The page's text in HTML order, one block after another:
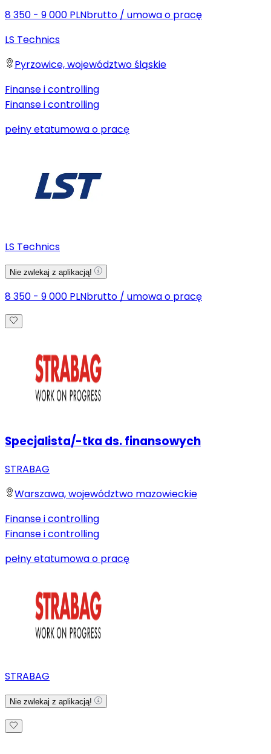
8 350 - 9 000 PLNbrutto / umowa o pracę
LS Technics
Pyrzowice, województwo śląskie
Finanse i controlling
Finanse i controlling
pełny etatumowa o pracę
LS Technics
Nie zwlekaj z aplikacją!
8 350 - 9 000 PLNbrutto / umowa o pracę
Specjalista/-tka ds. finansowych
STRABAG
Warszawa, województwo mazowieckie
Finanse i controlling
Finanse i controlling
pełny etatumowa o pracę
STRABAG
Nie zwlekaj z aplikacją!